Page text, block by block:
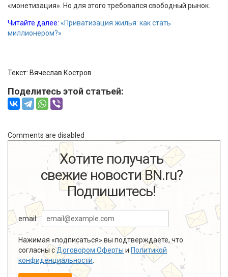
«монетизация». Но для этого требовался свободный рынок.
Читайте далее: «Приватизация жилья: как стать
миллионером?»
Текст: Вячеслав Костров
Поделитесь этой статьей:
Comments are disabled
Хотите получать
свежие новости BN.ru?
Подпишитесь!
email:
Нажимая «подписаться» вы подтверждаете, что
согласны сДоговором Оферты и Политикой
конфиденциальности